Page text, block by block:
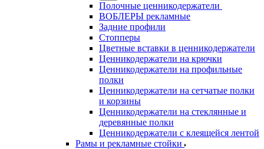
Полочные ценникодержатели
ВОБЛЕРЫ рекламные
Задние профили
Стопперы
Цветные вставки в ценникодержатели
Ценникодержатели на крючки
Ценникодержатели на профильные
полки
Ценникодержатели на сетчатые полки
и корзины
Ценникодержатели на стеклянные и
деревянные полки
Ценникодержатели с клеящейся лентой
Рамы и рекламные стойки